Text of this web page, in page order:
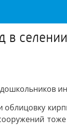
в